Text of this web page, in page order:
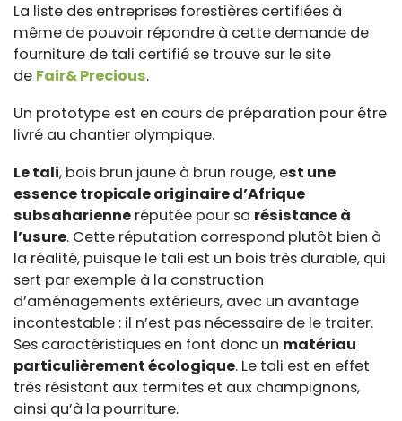
La liste des entreprises forestières certifiées à
même de pouvoir répondre à cette demande de
fourniture de tali certifié se trouve sur le site
de Fair& Precious.
Un prototype est en cours de préparation pour être
livré au chantier olympique.
Le tali, bois brun jaune à brun rouge, est une
essence tropicale originaire d’Afrique
subsaharienne réputée pour sa résistance à
l’usure. Cette réputation correspond plutôt bien à
la réalité, puisque le tali est un bois très durable, qui
sert par exemple à la construction
d’aménagements extérieurs, avec un avantage
incontestable : il n’est pas nécessaire de le traiter.
Ses caractéristiques en font donc un matériau
particulièrement écologique. Le tali est en effet
très résistant aux termites et aux champignons,
ainsi qu’à la pourriture.